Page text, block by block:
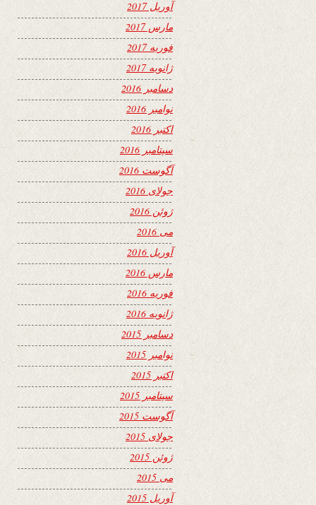
آوریل 2017
مارس 2017
فوریه 2017
ژانویه 2017
دسامبر 2016
نوامبر 2016
اکتبر 2016
سپتامبر 2016
آگوست 2016
جولای 2016
ژوئن 2016
می 2016
آوریل 2016
مارس 2016
فوریه 2016
ژانویه 2016
دسامبر 2015
نوامبر 2015
اکتبر 2015
سپتامبر 2015
آگوست 2015
جولای 2015
ژوئن 2015
می 2015
آوریل 2015